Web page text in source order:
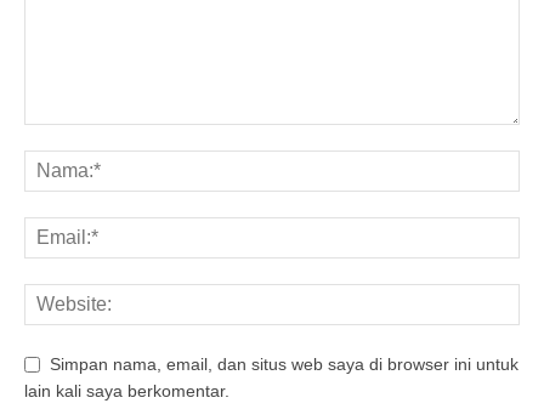
Simpan nama, email, dan situs web saya di browser ini untuk
lain kali saya berkomentar.